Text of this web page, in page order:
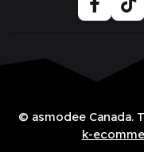
© asmodee Canada.
k-